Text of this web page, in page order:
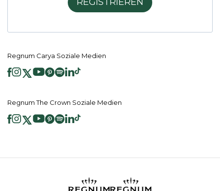
Regnum Carya Soziale Medien
Regnum The Crown Soziale Medien